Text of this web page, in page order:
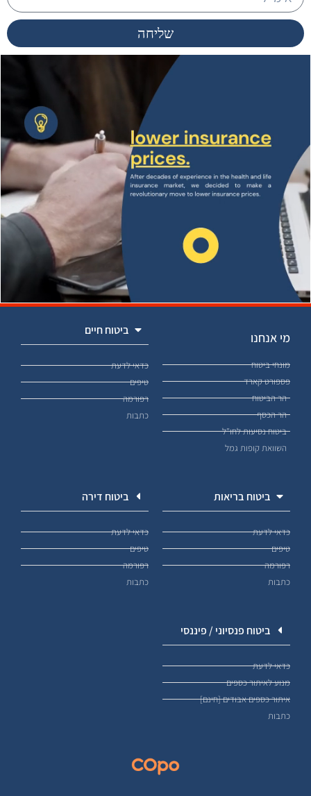
שליחה
מי אנחנו
מונחי ביטוח
פספורט קארד
הר הביטוח
הר הכסף
ביטוח נסיעות לחו"ל
השוואת קופות גמל
ביטוח חיים
כדאי לדעת
טיפים
רפורמה
כתבות
ביטוח בריאות
כדאי לדעת
טיפים
רפורמה
כתבות
ביטוח דירה
כדאי לדעת
טיפים
רפורמה
כתבות
ביטוח פנסיוני / פיננסי
כדאי לדעת
מנוע לאיתור כספים
איתור כספים אבודים [חינם]
כתבות